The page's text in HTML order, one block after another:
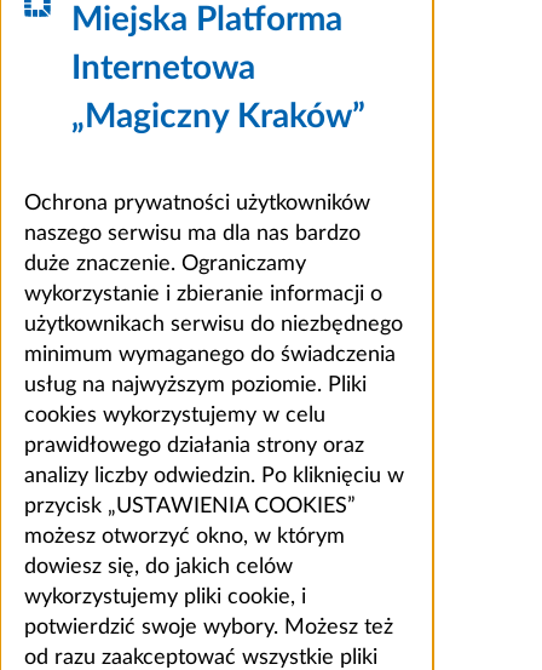
Miejska Platforma
Internetowa
„Magiczny Kraków”
Ochrona prywatności użytkowników
naszego serwisu ma dla nas bardzo
duże znaczenie. Ograniczamy
wykorzystanie i zbieranie informacji o
użytkownikach serwisu do niezbędnego
minimum wymaganego do świadczenia
usług na najwyższym poziomie. Pliki
cookies wykorzystujemy w celu
prawidłowego działania strony oraz
analizy liczby odwiedzin. Po kliknięciu w
przycisk „USTAWIENIA COOKIES”
możesz otworzyć okno, w którym
dowiesz się, do jakich celów
wykorzystujemy pliki cookie, i
potwierdzić swoje wybory. Możesz też
od razu zaakceptować wszystkie pliki